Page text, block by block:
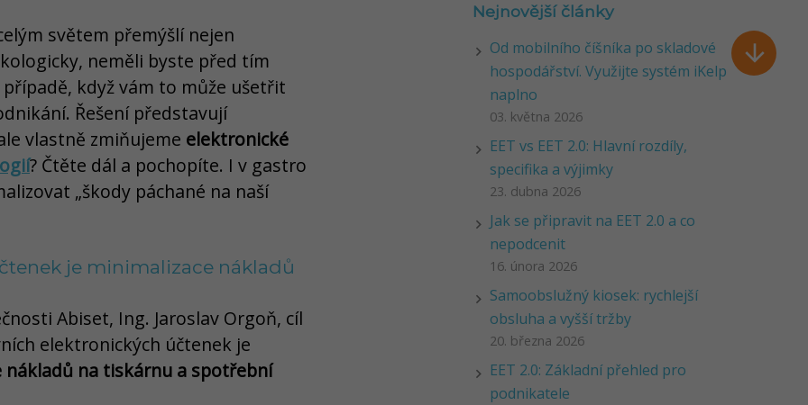

světem přemýšlí nejen
neměli byste před tím
když vám to může ušetřit
Řešení představují
vlastně zmiňujeme elektronické
? Čtěte dál a pochopíte. I v gastro
„škody páchané na naší
je minimalizace nákladů
Abiset, Ing. Jaroslav Orgoň, cíl
elektronických účtenek je
nákladů na tiskárnu a spotřební
Nejnovější články
Od mobilního číšníka po skladové
hospodářství. Využijte systém iKelp
naplno
03. května 2026
EET vs EET 2.0: Hlavní rozdíly,
specifika a výjimky
23. dubna 2026
Jak se připravit na EET 2.0 a co
nepodcenit
16. února 2026
Samoobslužný kiosek: rychlejší
obsluha a vyšší tržby
20. března 2026
EET 2.0: Základní přehled pro
podnikatele